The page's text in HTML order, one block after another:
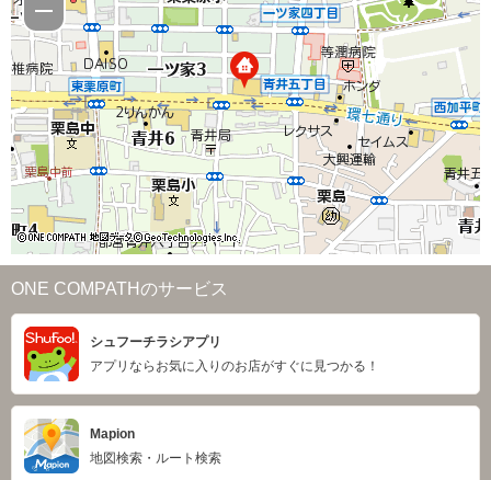
ONE COMPATHのサービス
シュフーチラシアプリ
アプリならお気に入りのお店がすぐに見つかる！
Mapion
地図検索・ルート検索